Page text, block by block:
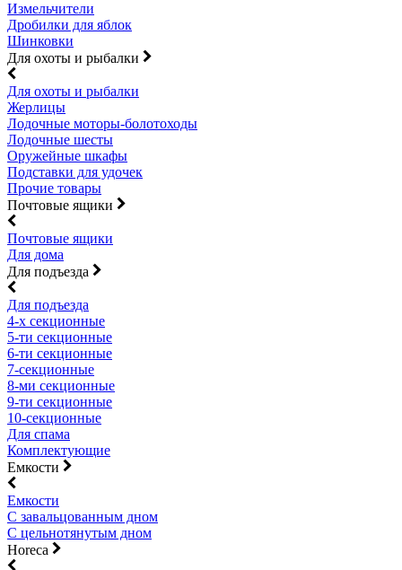
Измельчители
Дробилки для яблок
Шинковки
Для охоты и рыбалки
Для охоты и рыбалки
Жерлицы
Лодочные моторы-болотоходы
Лодочные шесты
Оружейные шкафы
Подставки для удочек
Прочие товары
Почтовые ящики
Почтовые ящики
Для дома
Для подъезда
Для подъезда
4-х секционные
5-ти секционные
6-ти секционные
7-секционные
8-ми секционные
9-ти секционные
10-секционные
Для спама
Комплектующие
Емкости
Емкости
С завальцованным дном
С цельнотянутым дном
Horeca